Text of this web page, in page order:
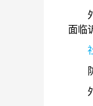
外
面临
防
外